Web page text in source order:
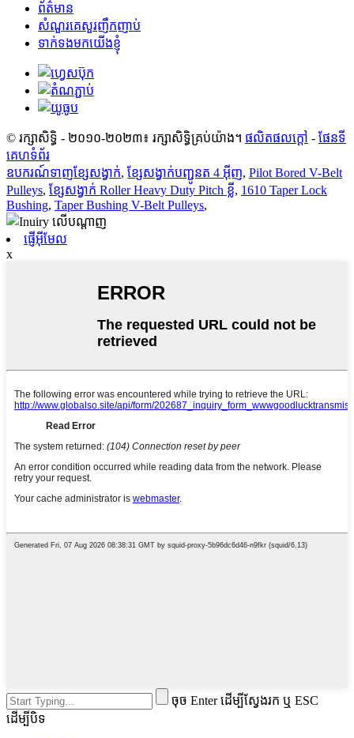
ព័ត៌មាន
សំណួរគេសួរញឹកញាប់
ទាក់ទងមកយើងខ្ញុំ
© រក្សាសិទ្ធិ - ២០១០-២០២៣៖ រក្សាសិទ្ធិគ្រប់យ៉ាង។ ផលិតផលក្តៅ - ផែនទី
គេហទំព័រ
ឧបករណ៍ទាញខ្សែសង្វាក់, ខ្សែសង្វាក់បញ្ជូនត 4 អ៊ីញ, Pilot Bored V-Belt
Pulleys, ខ្សែសង្វាក់ Roller Heavy Duty Pitch ខ្លី, 1610 Taper Lock
Bushing, Taper Bushing V-Belt Pulleys,
ផ្ញើអ៊ីមែល
x
ចុច Enter ដើម្បីស្វែងរក ឬ ESC
ដើម្បីបិទ